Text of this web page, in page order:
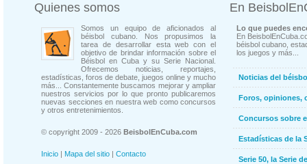
Quienes somos
Somos un equipo de aficionados al
béisbol cubano. Nos propusimos la
tarea de desarrollar esta web con el
objetivo de brindar información sobre el
Béisbol en Cuba y su Serie Nacional.
Ofrecemos noticias, reportajes,
estadísticas, foros de debate, juegos online y mucho
más... Constantemente buscamos mejorar y ampliar
nuestros servicios por lo que pronto publicaremos
nuevas secciones en nuestra web como concursos
y otros entretenimientos.
© copyright 2009 - 2026 BeisbolEnCuba.com
Inicio | Mapa del sitio | Contacto
En
Lo que puedes
En
béisbol cubano,
los juegos y más...
Noticias del
Foros, opiniones,
Concursos sobre
Estadísticas de la
Serie 50, la Serie